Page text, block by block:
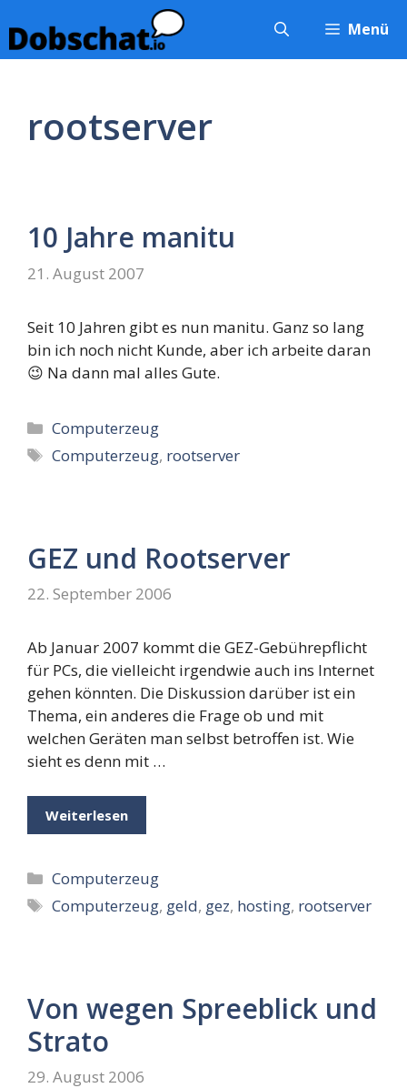
Inhalt
springen
Menü
rootserver
10 Jahre manitu
21. August 2007
Seit 10 Jahren gibt es nun manitu. Ganz so lang
bin ich noch nicht Kunde, aber ich arbeite daran
😉 Na dann mal alles Gute.
Kategorien
Computerzeug
Schlagwörter
Computerzeug, rootserver
GEZ und Rootserver
22. September 2006
Ab Januar 2007 kommt die GEZ-Gebührepflicht
für PCs, die vielleicht irgendwie auch ins Internet
gehen könnten. Die Diskussion darüber ist ein
Thema, ein anderes die Frage ob und mit
welchen Geräten man selbst betroffen ist. Wie
sieht es denn mit …
Weiterlesen
Kategorien
Computerzeug
Schlagwörter
Computerzeug, geld, gez, hosting, rootserver
Von wegen Spreeblick und
Strato
29. August 2006